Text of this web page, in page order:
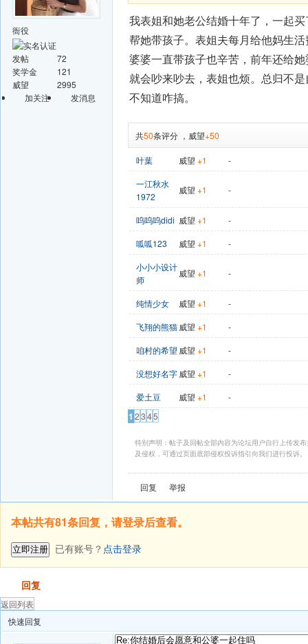
衙役
发帖
72
奖学金
121
威望
2995
加关注
发消息
我表姐和她老公结婚十年了，一起
帮她带孩子。表姐夫每月给他妈生
婆婆一直带孩子也辛苦，前年还给
就会吵来吵去，表姐也烦。总归不
不知道咋搞。
共50条评分 ， 威望+50
叶葉 威望 +1
-
一江秋水
1972
威望 +1 -
呜呜呜didi 威望 +1
-
呱呱123
威望 +1
-
小小小设计
师
威望 +1 -
纯情少女 威望 +1
-
飞翔的熊猫威望 +1
-
咱村的希望 威望 +1
-
没想好名字威望 +1
-
爱土豆
威望 +1 -
1 2345
特别声明：帖子及回帖全部内容为论坛用户自行上传发
及侵权，可通过页面底部侵权投诉指引向我们进行投诉。
回复 举报
本帖共有81条回复，请登录后查看。
立即注册 已有账号？ 点击登录
回复
返回列表
快速回复